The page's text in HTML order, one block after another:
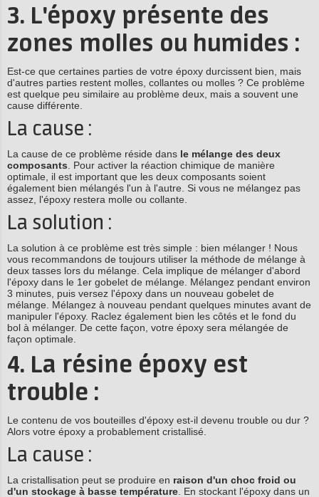
3. L'époxy présente des
zones molles ou humides :
Est-ce que certaines parties de votre époxy durcissent bien, mais
d'autres parties restent molles, collantes ou molles ? Ce problème
est quelque peu similaire au problème deux, mais a souvent une
cause différente.
La cause :
La cause de ce problème réside dans le mélange des deux
composants . Pour activer la réaction chimique de manière
optimale, il est important que les deux composants soient
également bien mélangés l'un à l'autre. Si vous ne mélangez pas
assez, l'époxy restera molle ou collante.
La solution :
La solution à ce problème est très simple : bien mélanger ! Nous
vous recommandons de toujours utiliser la méthode de mélange à
deux tasses lors du mélange. Cela implique de mélanger d'abord
l'époxy dans le 1er gobelet de mélange. Mélangez pendant environ
3 minutes, puis versez l'époxy dans un nouveau gobelet de
mélange. Mélangez à nouveau pendant quelques minutes avant de
manipuler l'époxy. Raclez également bien les côtés et le fond du
bol à mélanger. De cette façon, votre époxy sera mélangée de
façon optimale.
4. La résine époxy est
trouble :
Le contenu de vos bouteilles d'époxy est-il devenu trouble ou dur ?
Alors votre époxy a probablement cristallisé.
La cause :
La cristallisation peut se produire en raison d'un choc froid ou
d'un stockage à basse température . En stockant l'époxy dans un